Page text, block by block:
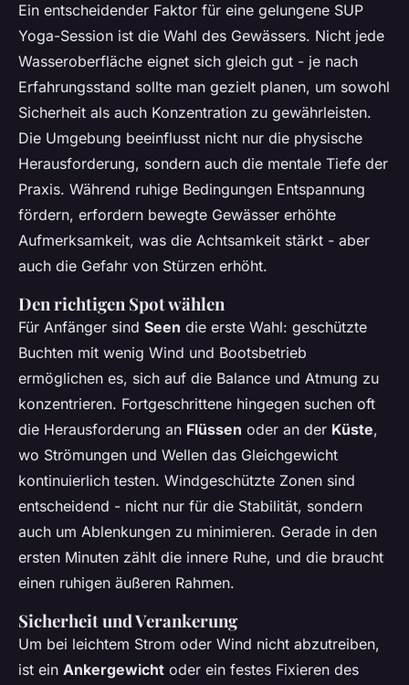
Ein entscheidender Faktor für eine gelungene SUP
Yoga-Session ist die Wahl des Gewässers. Nicht jede
Wasseroberfläche eignet sich gleich gut - je nach
Erfahrungsstand sollte man gezielt planen, um sowohl
Sicherheit als auch Konzentration zu gewährleisten.
Die Umgebung beeinflusst nicht nur die physische
Herausforderung, sondern auch die mentale Tiefe der
Praxis. Während ruhige Bedingungen Entspannung
fördern, erfordern bewegte Gewässer erhöhte
Aufmerksamkeit, was die Achtsamkeit stärkt - aber
auch die Gefahr von Stürzen erhöht.
Den richtigen Spot wählen
Für Anfänger sind Seen die erste Wahl: geschützte
Buchten mit wenig Wind und Bootsbetrieb
ermöglichen es, sich auf die Balance und Atmung zu
konzentrieren. Fortgeschrittene hingegen suchen oft
die Herausforderung an Flüssen oder an der Küste,
wo Strömungen und Wellen das Gleichgewicht
kontinuierlich testen. Windgeschützte Zonen sind
entscheidend - nicht nur für die Stabilität, sondern
auch um Ablenkungen zu minimieren. Gerade in den
ersten Minuten zählt die innere Ruhe, und die braucht
einen ruhigen äußeren Rahmen.
Sicherheit und Verankerung
Um bei leichtem Strom oder Wind nicht abzutreiben,
ist ein Ankergewicht oder ein festes Fixieren des